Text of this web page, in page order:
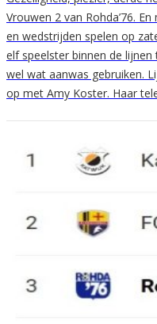
Vrouwen 2 van Rohda’76.
en wedstrijden spelen op
elf speelster binnen de
wel wat aanwas gebruiken.
op met Amy Koster. Haar